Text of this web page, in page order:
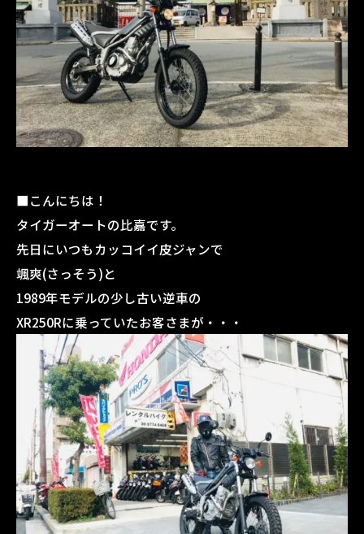
■こんにちは！
タイガーオートの比嘉です。
先日にいつもカッコイイ皮ジャンで
颯爽(さっそう)と
1989年モデルの少し古い逆車の
XR250Rに乗っていたお客さまが・・・